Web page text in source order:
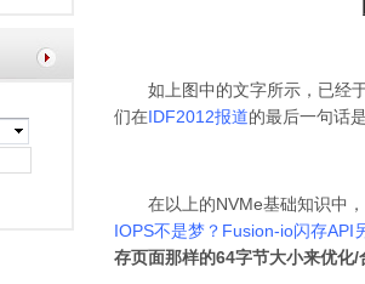
如上图中的文字所示，已经于
们在IDF2012报道的最后一句话
在以上的NVMe基础知识中，
IOPS不是梦？Fusion-io闪存API
存页面那样的64字节大小来优化/